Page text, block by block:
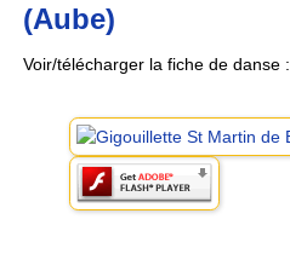
(Aube)
Voir/télécharger la fiche de danse :